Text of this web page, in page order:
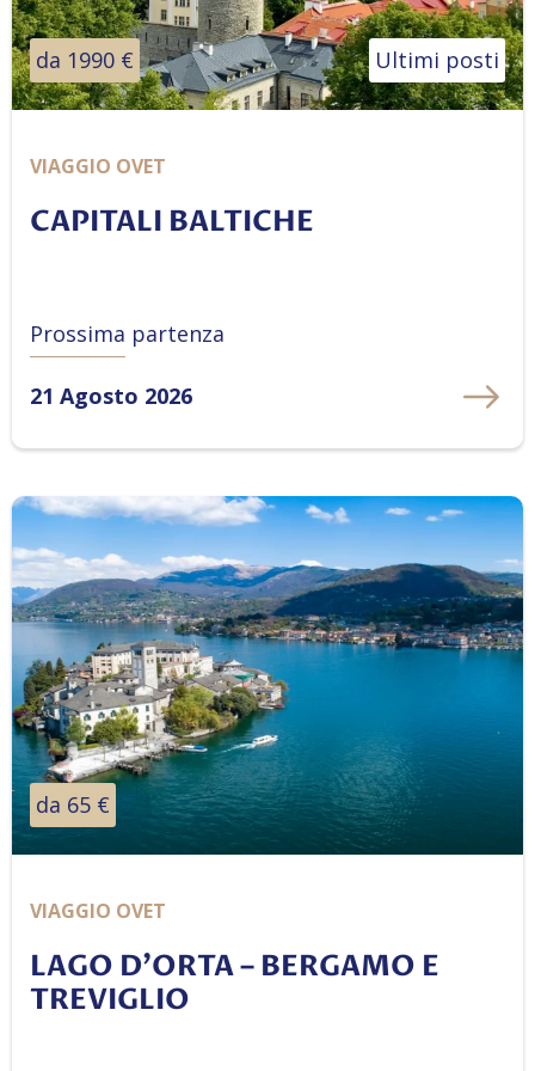
da 1990 € Ultimi posti
VIAGGIO OVET
CAPITALI BALTICHE
Prossima partenza
21 Agosto 2026
da 65 €
VIAGGIO OVET
LAGO D’ORTA – BERGAMO E
TREVIGLIO